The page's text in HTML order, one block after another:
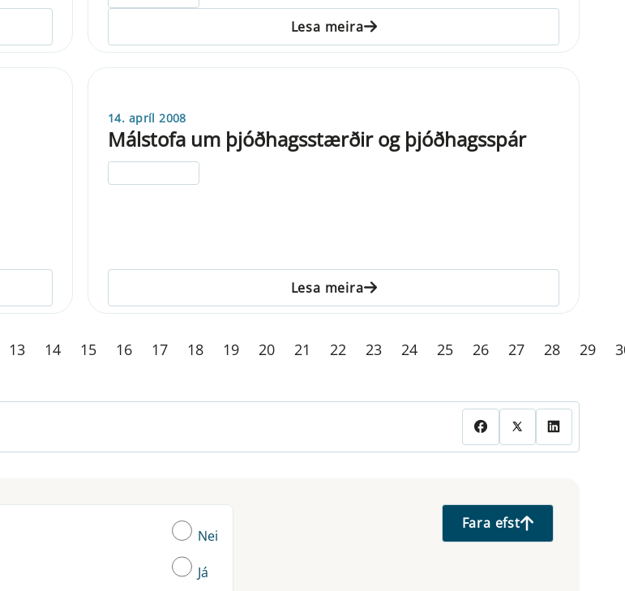
Lesa meira
14. apríl 2008
Málstofa um þjóðhagsstærðir og þjóðhagsspár
Lesa meira
13 14 15 16 17 18 19 20 21 22 23 24 25 26 27 28 29
Nei
Já
Fara efst